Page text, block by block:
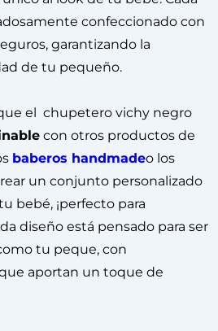
confeccionado con
garantizando la
de tu pequeño.
el chupetero vichy negro
con otros productos de
baberos handmadeo los
un conjunto personalizado
bebé, ¡perfecto para
diseño está pensado para ser
tu peque, con
aportan un toque de